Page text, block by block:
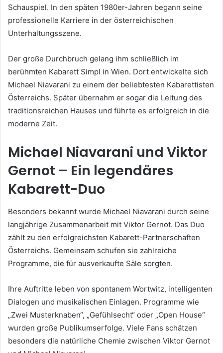
Schauspiel. In den späten 1980er-Jahren begann seine
professionelle Karriere in der österreichischen
Unterhaltungsszene.
Der große Durchbruch gelang ihm schließlich im
berühmten Kabarett Simpl in Wien. Dort entwickelte sich
Michael Niavarani zu einem der beliebtesten Kabarettisten
Österreichs. Später übernahm er sogar die Leitung des
traditionsreichen Hauses und führte es erfolgreich in die
moderne Zeit.
Michael Niavarani und Viktor
Gernot – Ein legendäres
Kabarett-Duo
Besonders bekannt wurde Michael Niavarani durch seine
langjährige Zusammenarbeit mit Viktor Gernot. Das Duo
zählt zu den erfolgreichsten Kabarett-Partnerschaften
Österreichs. Gemeinsam schufen sie zahlreiche
Programme, die für ausverkaufte Säle sorgten.
Ihre Auftritte leben von spontanem Wortwitz, intelligenten
Dialogen und musikalischen Einlagen. Programme wie
„Zwei Musterknaben“, „Gefühlsecht“ oder „Open House“
wurden große Publikumserfolge. Viele Fans schätzen
besonders die natürliche Chemie zwischen Viktor Gernot